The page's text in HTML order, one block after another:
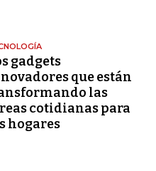
gadgets
que están
las
cotidianas para
hogares